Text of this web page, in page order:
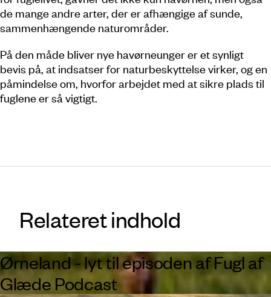
de mange andre arter, der er afhængige af sunde,
sammenhængende naturområder.
På den måde bliver nye havørneunger er et synligt
bevis på, at indsatser for naturbeskyttelse virker, og en
påmindelse om, hvorfor arbejdet med at sikre plads til
fuglene er så vigtigt.
Relateret indhold
Ørneland - lyt til episoden af Fugl af
Glæde Podcast